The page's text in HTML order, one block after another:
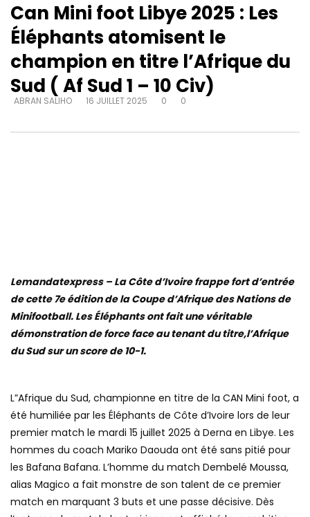
Can Mini foot Libye 2025 : Les
Éléphants atomisent le
champion en titre l’Afrique du
Sud ( Af Sud 1 – 10 Civ)
ABRAN SALIHO 16 JUILLET 2025 0 0
Lemandatexpress – La Côte d’Ivoire frappe fort d’entrée
de cette 7e édition de la Coupe d’Afrique des Nations de
Minifootball. Les Éléphants ont fait une véritable
démonstration de force face au tenant du titre,l’Afrique
du Sud sur un score de 10-1.
L”Afrique du Sud, championne en titre de la CAN Mini foot, a
été humiliée par les Éléphants de Côte d’Ivoire lors de leur
premier match le mardi 15 juillet 2025 à Derna en Libye. Les
hommes du coach Mariko Daouda ont été sans pitié pour
les Bafana Bafana. L’homme du match Dembelé Moussa,
alias Magico a fait monstre de son talent de ce premier
match en marquant 3 buts et une passe décisive. Dès